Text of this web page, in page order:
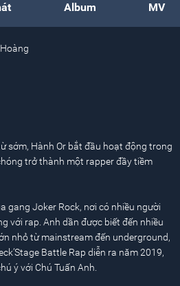
Album MV
sớm, Hành Or bắt đầu hoạt động trong
trở thành một rapper đầy tiềm
gang Joker Rock, nơi có nhiều người
với rap. Anh dần được biết đến nhiều
nhỏ từ mainstream đến underground,
Battle Rap diễn ra năm 2019,
ý với Chú Tuấn Anh.